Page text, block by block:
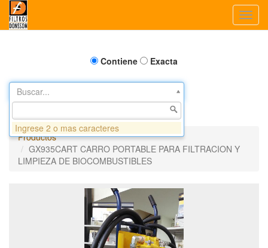
Contiene Exacta
Buscar...
Productos
GX935CART CARRO PORTABLE PARA FILTRACION Y
LIMPIEZA DE BIOCOMBUSTIBLES
Ingrese 2 o mas caracteres